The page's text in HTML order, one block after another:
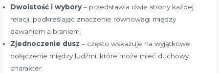
Dwoistość i wybory – przedstawia dwie strony każdej
relacji, podkreślając znaczenie równowagi między
dawaniem a braniem.
Zjednoczenie dusz – często wskazuje na wyjątkowe
połączenie między ludźmi, które może mieć duchowy
charakter.